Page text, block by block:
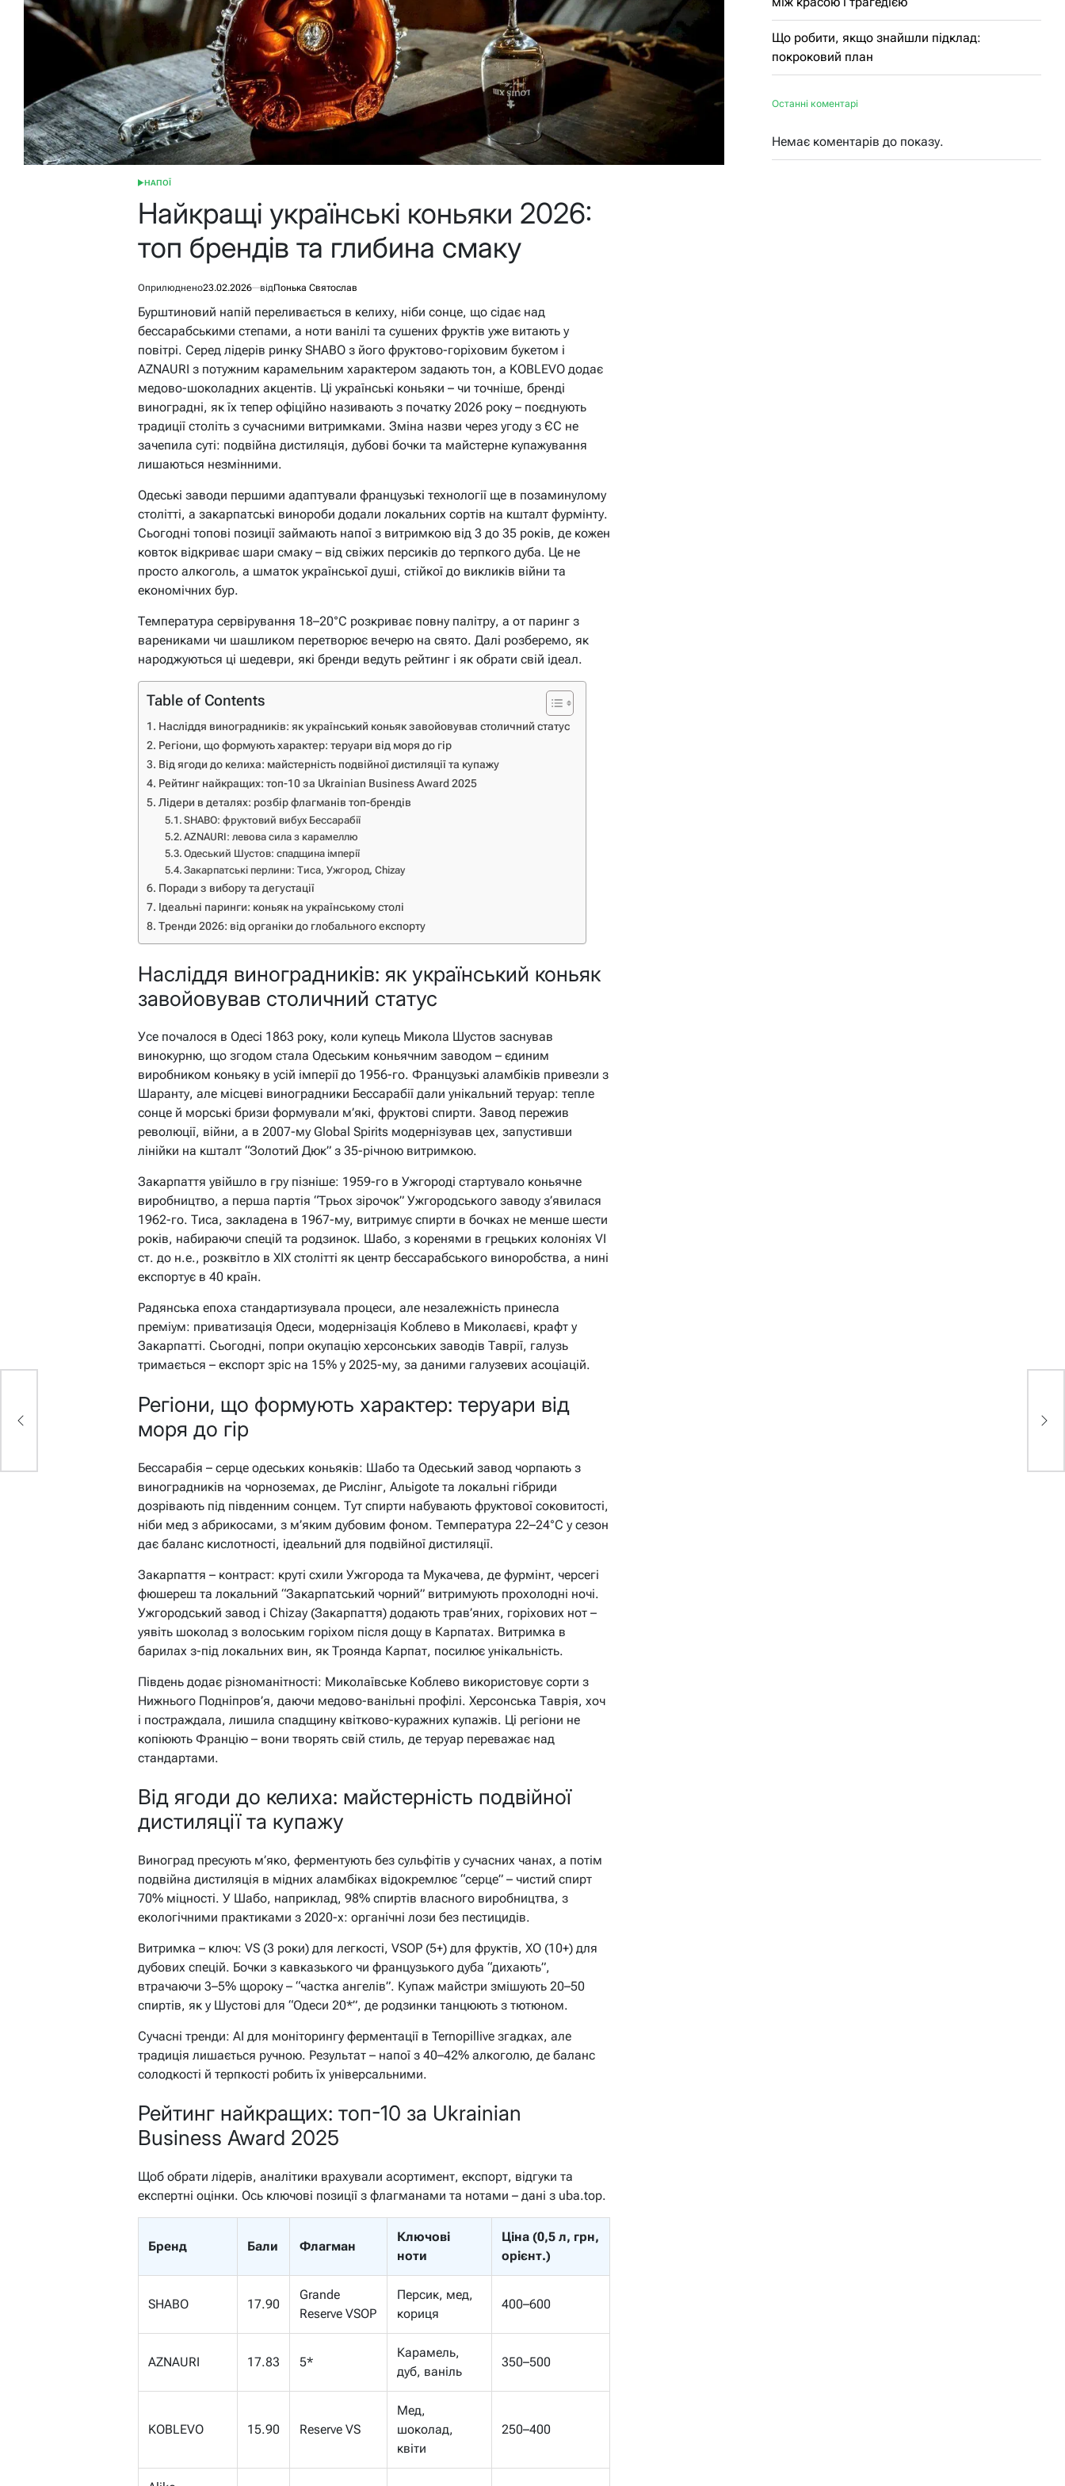
ОПУБЛІКУВАТИ
НАПОЇ
Найкращі українські коньяки 2026:
топ брендів та глибина смаку
Оприлюднено23.02.2026 відПонька Святослав
Бурштиновий напій переливається в келиху, ніби сонце, що сідає над
бессарабськими степами, а ноти ванілі та сушених фруктів уже витають у
повітрі. Серед лідерів ринку SHABO з його фруктово-горіховим букетом і
AZNAURI з потужним карамельним характером задають тон, а KOBLEVO додає
медово-шоколадних акцентів. Ці українські коньяки – чи точніше, бренді
виноградні, як їх тепер офіційно називають з початку 2026 року – поєднують
традиції століть з сучасними витримками. Зміна назви через угоду з ЄС не
зачепила суті: подвійна дистиляція, дубові бочки та майстерне купажування
лишаються незмінними.
Одеські заводи першими адаптували французькі технології ще в позаминулому
столітті, а закарпатські винороби додали локальних сортів на кшталт фурмінту.
Сьогодні топові позиції займають напої з витримкою від 3 до 35 років, де кожен
ковток відкриває шари смаку – від свіжих персиків до терпкого дуба. Це не
просто алкоголь, а шматок української душі, стійкої до викликів війни та
економічних бур.
Температура сервірування 18–20°C розкриває повну палітру, а от паринг з
варениками чи шашликом перетворює вечерю на свято. Далі розберемо, як
народжуються ці шедеври, які бренди ведуть рейтинг і як обрати свій ідеал.
Table of Contents
Насліддя виноградників: як український коньяк завойовував столичний статус
Регіони, що формують характер: теруари від моря до гір
Від ягоди до келиха: майстерність подвійної дистиляції та купажу
Рейтинг найкращих: топ-10 за Ukrainian Business Award 2025
Лідери в деталях: розбір флагманів топ-брендів
SHABO: фруктовий вибух Бессарабії
AZNAURI: левова сила з карамеллю
Одеський Шустов: спадщина імперії
Закарпатські перлини: Тиса, Ужгород, Chizay
Поради з вибору та дегустації
Ідеальні паринги: коньяк на українському столі
Тренди 2026: від органіки до глобального експорту
Насліддя виноградників: як український коньяк
завойовував столичний статус
Усе почалося в Одесі 1863 року, коли купець Микола Шустов заснував
винокурню, що згодом стала Одеським коньячним заводом – єдиним
виробником коньяку в усій імперії до 1956-го. Французькі аламбіків привезли з
Шаранту, але місцеві виноградники Бессарабії дали унікальний теруар: тепле
сонце й морські бризи формували м’які, фруктові спирти. Завод пережив
революції, війни, а в 2007-му Global Spirits модернізував цех, запустивши
лінійки на кшталт “Золотий Дюк” з 35-річною витримкою.
Закарпаття увійшло в гру пізніше: 1959-го в Ужгороді стартувало коньячне
виробництво, а перша партія “Трьох зірочок” Ужгородського заводу з’явилася
1962-го. Тиса, закладена в 1967-му, витримує спирти в бочках не менше шести
років, набираючи спецій та родзинок. Шабо, з коренями в грецьких колоніях VI
ст. до н.е., розквітло в XIX столітті як центр бессарабського виноробства, а нині
експортує в 40 країн.
Радянська епоха стандартизувала процеси, але незалежність принесла
преміум: приватизація Одеси, модернізація Коблево в Миколаєві, крафт у
Закарпатті. Сьогодні, попри окупацію херсонських заводів Таврії, галузь
тримається – експорт зріс на 15% у 2025-му, за даними галузевих асоціацій.
Регіони, що формують характер: теруари від
моря до гір
Бессарабія – серце одеських коньяків: Шабо та Одеський завод чорпають з
виноградників на чорноземах, де Рислінг, Альigotе та локальні гібриди
дозрівають під південним сонцем. Тут спирти набувають фруктової соковитості,
ніби мед з абрикосами, з м’яким дубовим фоном. Температура 22–24°C у сезон
дає баланс кислотності, ідеальний для подвійної дистиляції.
Закарпаття – контраст: круті схили Ужгорода та Мукачева, де фурмінт, черсегі
фюшереш та локальний “Закарпатський чорний” витримують прохолодні ночі.
Ужгородський завод і Chizay (Закарпаття) додають трав’яних, горіхових нот –
уявіть шоколад з волоським горіхом після дощу в Карпатах. Витримка в
барилах з-під локальних вин, як Троянда Карпат, посилює унікальність.
Південь додає різноманітності: Миколаївське Коблево використовує сорти з
Нижнього Подніпров’я, даючи медово-ванільні профілі. Херсонська Таврія, хоч
і постраждала, лишила спадщину квітково-куражних купажів. Ці регіони не
копіюють Францію – вони творять свій стиль, де теруар переважає над
стандартами.
Від ягоди до келиха: майстерність подвійної
дистиляції та купажу
Виноград пресують м’яко, ферментують без сульфітів у сучасних чанах, а потім
подвійна дистиляція в мідних аламбікax відокремлює “серце” – чистий спирт
70% міцності. У Шабо, наприклад, 98% спиртів власного виробництва, з
екологічними практиками з 2020-х: органічні лози без пестицидів.
Витримка – ключ: VS (3 роки) для легкості, VSOP (5+) для фруктів, XO (10+) для
дубових спецій. Бочки з кавказького чи французького дуба “дихають”,
втрачаючи 3–5% щороку – “частка ангелів”. Купаж майстри змішують 20–50
спиртів, як у Шустові для “Одеси 20*”, де родзинки танцюють з тютюном.
Сучасні тренди: AI для моніторингу ферментації в Ternopillive згадках, але
традиція лишається ручною. Результат – напої з 40–42% алкоголю, де баланс
солодкості й терпкості робить їх універсальними.
Рейтинг найкращих: топ-10 за Ukrainian
Business Award 2025
Щоб обрати лідерів, аналітики врахували асортимент, експорт, відгуки та
експертні оцінки. Ось ключові позиції з флагманами та нотами – дані з uba.top.
Бренд Бали Флагман
Ключові
ноти
Ціна (0,5 л, грн,
орієнт.)
SHABO 17.90
Grande
Reserve VSOP
Персик, мед,
кориця
400–600
AZNAURI 17.83 5*
Карамель,
дуб, ваніль
350–500
KOBLEVO 15.90 Reserve VS
Мед,
шоколад,
квіти
250–400
Що робити, якщо знайшли підклад:
покроковий план
Останні коментарі
Немає коментарів до показу.